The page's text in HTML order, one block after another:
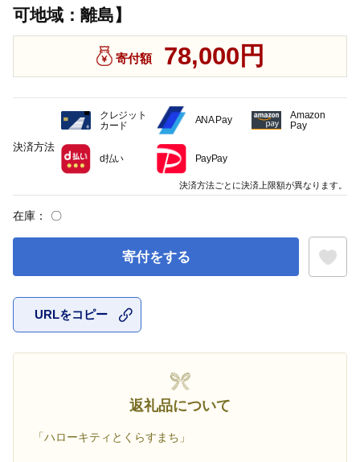
可地域：離島】
寄付額 78,000円
在庫： 〇
寄付をする
URLをコピー
返礼品について
「ハローキティとくらすまち」
決済方法
クレジット
カード
ANA Pay
Amazon
Pay
d払い PayPay
決済方法ごとに決済上限額が異なります。